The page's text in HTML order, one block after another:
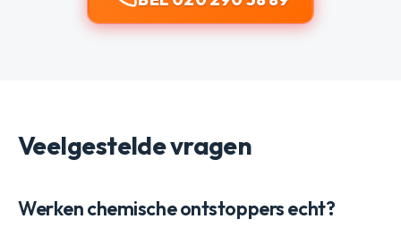
Veelgestelde vragen
Werken chemische ontstoppers echt?